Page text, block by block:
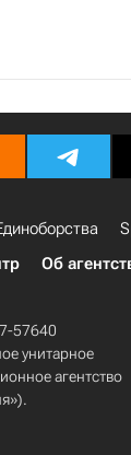
Об
57640
унитарное
агентство